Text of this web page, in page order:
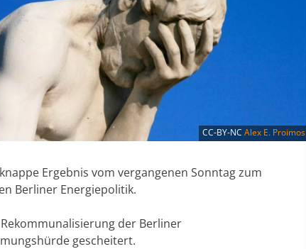
CC-BY-NCAlex E. Proimos
Ergebnis vom vergangenen Sonntag zum
Berliner Energiepolitik.
der Berliner
gescheitert.